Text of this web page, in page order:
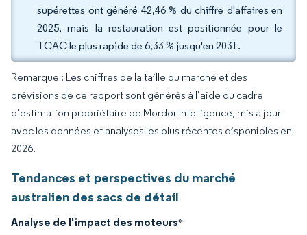
supérettes ont généré 42,46 % du chiffre d'affaires en
2025, mais la restauration est positionnée pour le
TCAC le plus rapide de 6,33 % jusqu'en 2031.
Remarque : Les chiffres de la taille du marché et des
prévisions de ce rapport sont générés à l’aide du cadre
d’estimation propriétaire de Mordor Intelligence, mis à jour
avec les données et analyses les plus récentes disponibles en
2026.
Tendances et perspectives du marché
australien des sacs de détail
Analyse de l'impact des moteurs*